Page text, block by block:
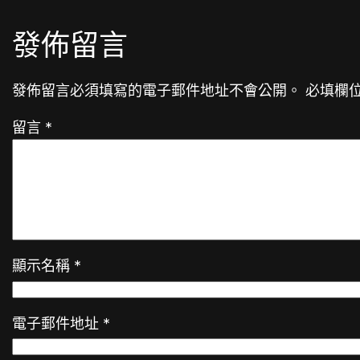
發佈留言
發佈留言必須填寫的電子郵件地址不會公開。 必填欄
留言 *
顯示名稱 *
電子郵件地址 *